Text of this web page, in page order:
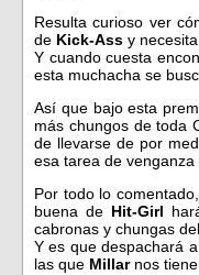
Resulta curioso ver
de Kick-Ass y
Y cuando cuesta
esta muchacha se
Así que bajo esta
más chungos de toda
de llevarse de por
esa tarea de
Por todo lo
buena de Hit-Girl
cabronas y chungas
Y es que despachará
las que Millarnos tiene